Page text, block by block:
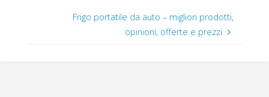
Frigo portatile da auto – migliori prodotti,
opinioni, offerte e prezzi